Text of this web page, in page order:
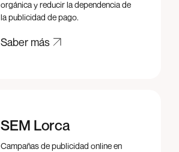
orgánica y reducir la dependencia de
la publicidad de pago.
Saber más
SEM Lorca
Campañas de publicidad online en